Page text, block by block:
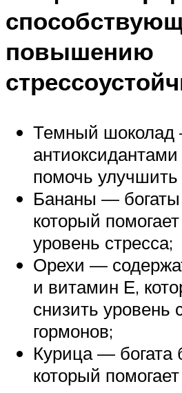
повышению
Темный шоколад
помочь улучшить
Бананы —
который
уровень стресса;
Орехи —
и витамин Е,
снизить уровень
гормонов;
Курица — богата
который